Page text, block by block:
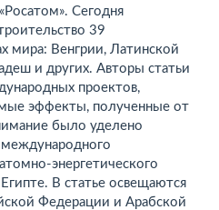
Сегодня
39
мира: Венгрии, Латинской
и других. Авторы статьи
проектов,
эффекты, полученные от
было уделено
международного
энергетического
В статье освещаются
Федерации и Арабской